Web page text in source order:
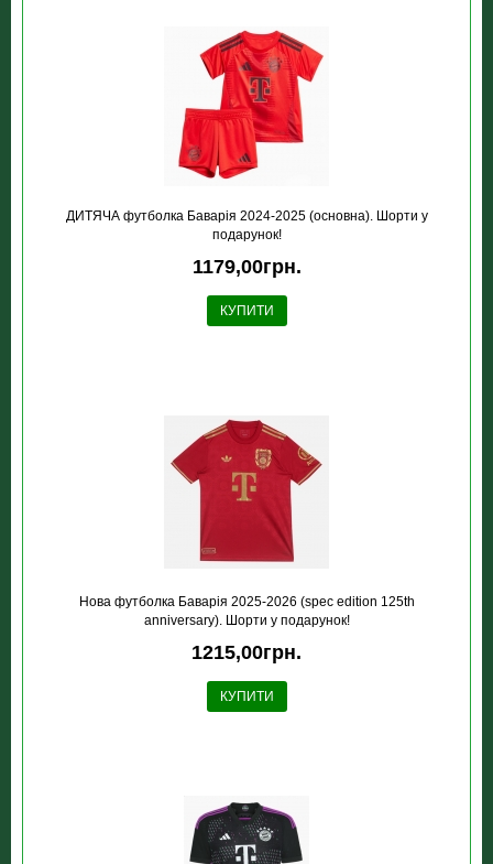
ДИТЯЧА футболка Баварія 2024-2025 (основна). Шорти у
подарунок!
1179,00грн.
КУПИТИ
Нова футболка Баварія 2025-2026 (spec edition 125th
anniversary). Шорти у подарунок!
1215,00грн.
КУПИТИ